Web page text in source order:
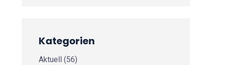
Kategorien
Aktuell (56)